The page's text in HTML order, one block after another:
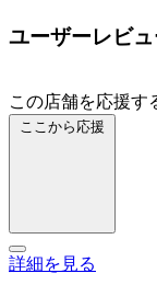
ユーザーレビュ
この店舗を応援す
ここから応援
詳細を見る